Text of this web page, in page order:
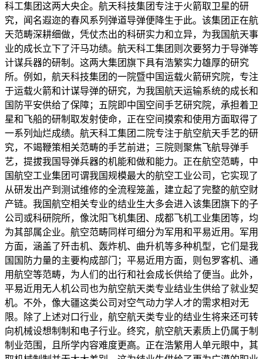
科工集团这两大央企。航天科技集团专注于火箭取卫星的研
究，闻名遐迩的春风系列弹道导弹便降生于此。该集团正在航
天范畴深耕细做，凭仗杰出的科研实力和立异，为我国航天事
业的成长立下了汗马功绩。航天科工集团则次要努力于导弹等
计谋兵器的研制。这两大集团旗下具有浩繁实力雄厚的研究
所。例如，航天科技集团的一院暨中国运载火箭研究院，专注
于运载火箭和计谋导弹的研究，为我国航天运输系统的成长和
国防平安供给了保障；五院即中国空间手艺研究院，承担着卫
星和飞船的研制取发射使命，正在空间摸索和使用方面取得了
一系列灿烂成绩。航天科工集团二院专注于航空航天手艺的研
究，不竭鞭策相关范畴的手艺前进；三院则聚焦飞航导弹手
艺，提拔我国导弹兵器的机能和做和能力。正在航空范畴，中
国航空工业集团可谓我国规模最大的航空工业公司，它实现了
从研发出产到测试维修的全流程笼盖，建立起了完整的航空财
产链。我国航空相关专业的结业生大多会进入该集团旗下的子
公司或科研院所，像沈阳飞机集团、成都飞机工业集团等，均
为其部属企业。航空范畴同样可细分为军用和平易近用。军用
方面，涵盖了歼击机、轰炸机、曲升机等多种机型，它们是我
国国防力量的主要构成部门；平易近用方面，则包罗客机、通
用航空等范畴，为人们的出行和社会成长供给了便当。此外，
平易近用无人机公司也为航空航天类专业结业生供给了就业契
机。不外，像大疆这类公司对空气动力学人才的需求相对无
限。除了上述对口行业，航空航天类专业的结业生将来还可转
向机械设想制制和电子行业。终究，航空航天素质上仍属于制
制业范围，且所学内容难度更高。正在浩繁用人单元眼中，其